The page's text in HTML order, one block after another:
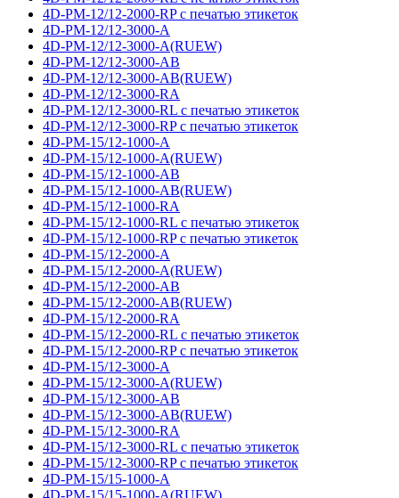
4D-PM-12/12-2000-RP с печатью этикеток
4D-PM-12/12-3000-A
4D-PM-12/12-3000-A(RUEW)
4D-PM-12/12-3000-AB
4D-PM-12/12-3000-AB(RUEW)
4D-PM-12/12-3000-RA
4D-PM-12/12-3000-RL с печатью этикеток
4D-PM-12/12-3000-RP с печатью этикеток
4D-PM-15/12-1000-A
4D-PM-15/12-1000-A(RUEW)
4D-PM-15/12-1000-AB
4D-PM-15/12-1000-AB(RUEW)
4D-PM-15/12-1000-RA
4D-PM-15/12-1000-RL с печатью этикеток
4D-PM-15/12-1000-RP с печатью этикеток
4D-PM-15/12-2000-A
4D-PM-15/12-2000-A(RUEW)
4D-PM-15/12-2000-AB
4D-PM-15/12-2000-AB(RUEW)
4D-PM-15/12-2000-RA
4D-PM-15/12-2000-RL с печатью этикеток
4D-PM-15/12-2000-RP с печатью этикеток
4D-PM-15/12-3000-A
4D-PM-15/12-3000-A(RUEW)
4D-PM-15/12-3000-AB
4D-PM-15/12-3000-AB(RUEW)
4D-PM-15/12-3000-RA
4D-PM-15/12-3000-RL с печатью этикеток
4D-PM-15/12-3000-RP с печатью этикеток
4D-PM-15/15-1000-A